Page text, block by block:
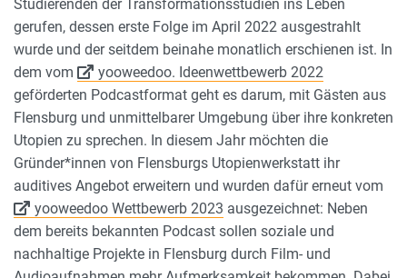
Studierenden der Transformationsstudien ins Leben
gerufen, dessen erste Folge im April 2022 ausgestrahlt
wurde und der seitdem beinahe monatlich erschienen ist. In
dem vom
yooweedoo. Ideenwettbewerb 2022
geförderten Podcastformat geht es darum, mit Gästen aus
Flensburg und unmittelbarer Umgebung über ihre konkreten
Utopien zu sprechen. In diesem Jahr möchten die
Gründer*innen von Flensburgs Utopienwerkstatt ihr
auditives Angebot erweitern und wurden dafür erneut vom
yooweedoo Wettbewerb 2023 ausgezeichnet: Neben
dem bereits bekannten Podcast sollen soziale und
nachhaltige Projekte in Flensburg durch Film- und